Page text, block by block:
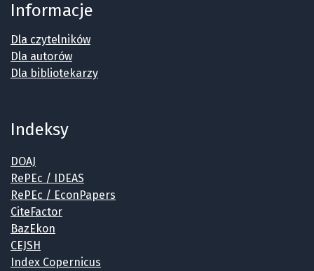
Informacje
Dla czytelników
Dla autorów
Dla bibliotekarzy
Indeksy
DOAJ
RePEc / IDEAS
RePEc / EconPapers
CiteFactor
BazEkon
CEJSH
Index Copernicus